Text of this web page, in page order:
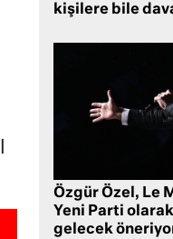
kişilere bile
Özgür Özel, Le
Yeni Parti
gelecek